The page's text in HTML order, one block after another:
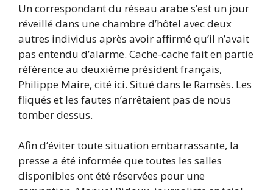
Un correspondant du réseau arabe s’est un jour
réveillé dans une chambre d’hôtel avec deux
autres individus après avoir affirmé qu’il n’avait
pas entendu d’alarme. Cache-cache fait en partie
référence au deuxième président français,
Philippe Maire, cité ici. Situé dans le Ramsès. Les
fliqués et les fautes n’arrêtaient pas de nous
tomber dessus.
Afin d’éviter toute situation embarrassante, la
presse a été informée que toutes les salles
disponibles ont été réservées pour une